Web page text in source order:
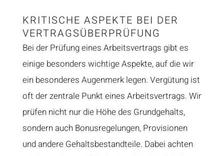
KRITISCHE ASPEKTE BEI DER
VERTRAGSÜBERPRÜFUNG
Bei der Prüfung eines Arbeitsvertrags gibt es
einige besonders wichtige Aspekte, auf die wir
ein besonderes Augenmerk legen. Vergütung ist
oft der zentrale Punkt eines Arbeitsvertrags. Wir
prüfen nicht nur die Höhe des Grundgehalts,
sondern auch Bonusregelungen, Provisionen
und andere Gehaltsbestandteile. Dabei achten